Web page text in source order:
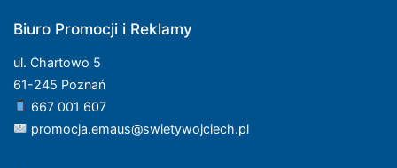
Biuro Promocji i Reklamy
ul. Chartowo 5
61-245 Poznań
667 001 607
promocja.emaus@swietywojciech.pl